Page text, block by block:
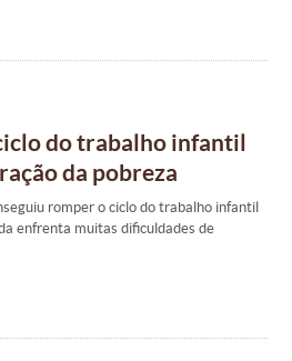
do trabalho infantil
da pobreza
romper o ciclo do trabalho infantil
enfrenta muitas dificuldades de